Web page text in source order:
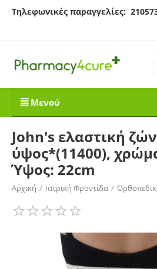
Τηλεφωνικές παραγγελίες:
Μενού
​John's ελαστική
ύψος*(11400),
Ύψος: 22cm
Αρχική / Ιατρική Φροντίδα /